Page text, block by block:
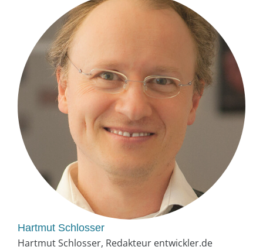
Hartmut Schlosser
Hartmut Schlosser, Redakteur entwickler.de